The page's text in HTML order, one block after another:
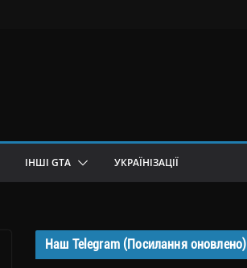
ІНШІ GTA УКРАЇНІЗАЦІЇ
Наш Telegram (Посилання оновлено)